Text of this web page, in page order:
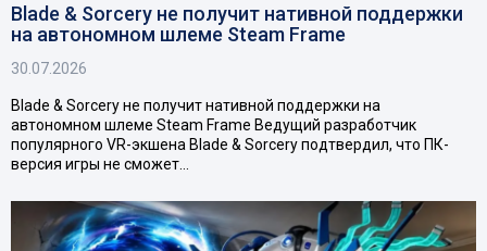
Blade & Sorcery не получит нативной поддержки
на автономном шлеме Steam Frame
30.07.2026
Blade & Sorcery не получит нативной поддержки на
автономном шлеме Steam Frame Ведущий разработчик
популярного VR-экшена Blade & Sorcery подтвердил, что ПК-
версия игры не сможет…